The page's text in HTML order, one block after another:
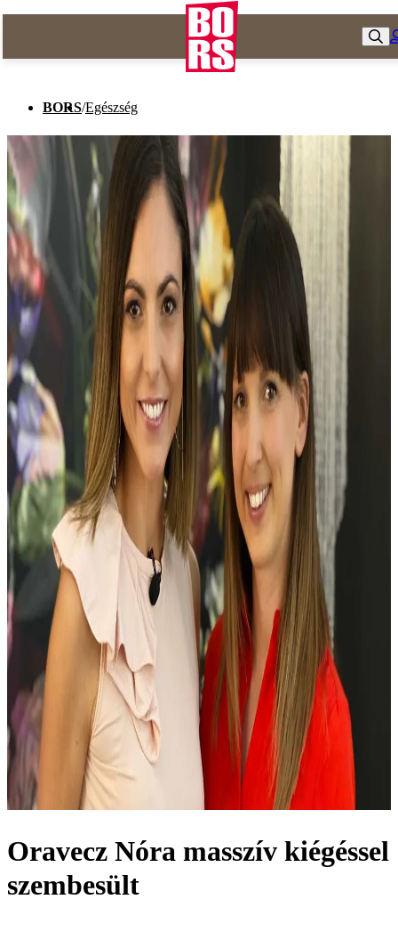
BORS/Egészség
Oravecz Nóra masszív kiégéssel
szembesült